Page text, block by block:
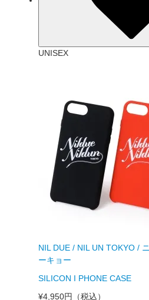
UNISEX
NIL DUE / NIL UN TOKYO /
ーキョー
SILICON I PHONE CASE
¥4,950円
（税込）